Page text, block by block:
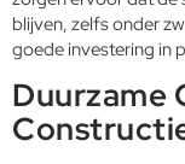
blijven, zelfs onder
goede investering in
Duurzame